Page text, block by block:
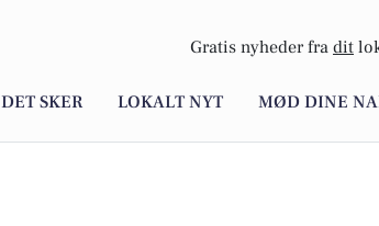
Gratis nyheder fra dit
DET SKER LOKALT NYT MØD DINE